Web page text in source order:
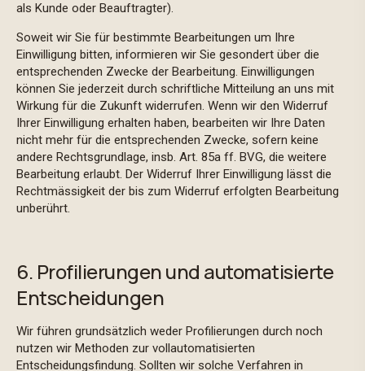
als Kunde oder Beauftragter).
Soweit wir Sie für bestimmte Bearbeitungen um Ihre
Einwilligung bitten, informieren wir Sie gesondert über die
entsprechenden Zwecke der Bearbeitung. Einwilligungen
können Sie jederzeit durch schriftliche Mitteilung an uns mit
Wirkung für die Zukunft widerrufen. Wenn wir den Widerruf
Ihrer Einwilligung erhalten haben, bearbeiten wir Ihre Daten
nicht mehr für die entsprechenden Zwecke, sofern keine
andere Rechtsgrundlage, insb. Art. 85a ff. BVG, die weitere
Bearbeitung erlaubt. Der Widerruf Ihrer Einwilligung lässt die
Rechtmässigkeit der bis zum Widerruf erfolgten Bearbeitung
unberührt.
6. Profilierungen und automatisierte
Entscheidungen
Wir führen grundsätzlich weder Profilierungen durch noch
nutzen wir Methoden zur vollautomatisierten
Entscheidungsfindung. Sollten wir solche Verfahren in